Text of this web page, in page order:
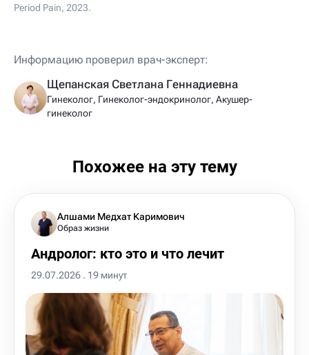
Period Pain, 2023.
Информацию проверил врач-эксперт:
Щепанская Светлана Геннадиевна
Гинеколог, Гинеколог-эндокринолог, Акушер-
гинеколог
Похожее на эту тему
Алшами Медхат Каримович
Образ жизни
Андролог: кто это и что лечит
29.07.2026 . 19 минут